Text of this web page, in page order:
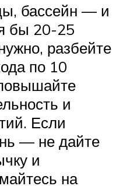
бассейн — и
бы 20-25
разбейте
по 10
и
Если
— не дайте
и
на